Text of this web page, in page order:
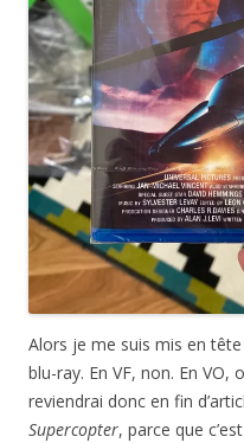
Alors je me suis mis en
blu-ray. En VF, non. En VO,
reviendrai donc en fin
Supercopter, parce que